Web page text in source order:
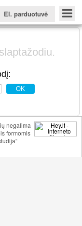
El. parduotuvė
užsienyje
negalima
formomis